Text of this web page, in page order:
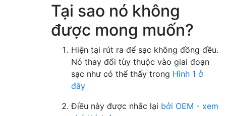
Tại sao nó không
được mong muốn?
Hiện tại rút ra để sạc không đồng đều.
Nó thay đổi tùy thuộc vào giai đoạn
sạc như có thể thấy trong Hình 1 ở
đây
Điều này được nhắc lại bởi OEM - xem